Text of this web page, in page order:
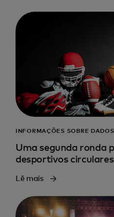
INFORMAÇÕES SOBRE DADOS
Uma segunda ronda
desportivos circulares
Lê mais